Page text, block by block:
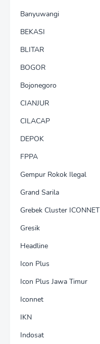
Banyuwangi
BEKASI
BLITAR
BOGOR
Bojonegoro
CIANJUR
CILACAP
DEPOK
FPPA
Gempur Rokok Ilegal
Grand Sarila
Grebek Cluster ICONNET
Gresik
Headline
Icon Plus
Icon Plus Jawa Timur
Iconnet
IKN
Indosat